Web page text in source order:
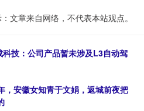
文章来自网络，不代表本站观点。
技：公司产品暂未涉及L3自动驾
，安徽女知青于文娟，返城前夜把